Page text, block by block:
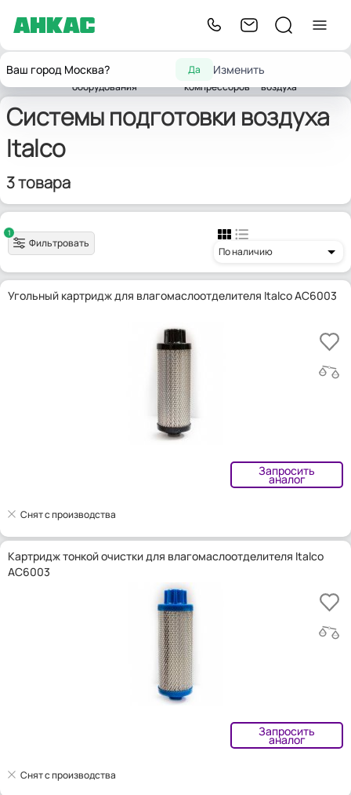
Ваш город Москва? Да Изменить
Главнаяпромышленного
оборудования
для
компрессоров
подготовки
воздуха
Системы подготовки воздуха
Italco
3 товара
1
Фильтровать
По наличию
Угольный картридж для влагомаслоотделителя Italco AC6003
Запросить
аналог
Снят с производства
Картридж тонкой очистки для влагомаслоотделителя Italco
AC6003
Запросить
аналог
Снят с производства